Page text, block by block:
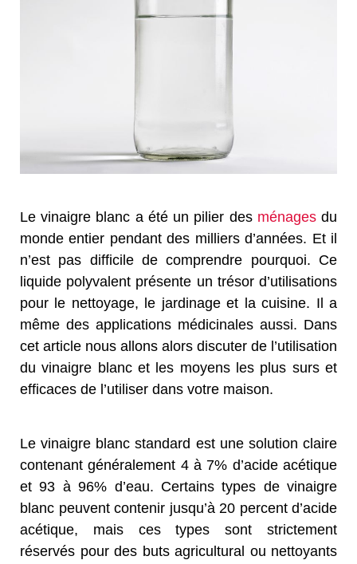
Le vinaigre blanc a été un pilier des ménagesdu
monde entier pendant des milliers d’années. Et il
n’est pas difficile de comprendre pourquoi. Ce
liquide polyvalent présente un trésor d’utilisations
pour le nettoyage, le jardinage et la cuisine. Il a
même des applications médicinales aussi. Dans
cet article nous allons alors discuter de l’utilisation
du vinaigre blanc et les moyens les plus surs et
efficaces de l’utiliser dans votre maison.
Le vinaigre blanc standard est une solution claire
contenant généralement 4 à 7% d’acide acétique
et 93 à 96% d’eau. Certains types de vinaigre
blanc peuvent contenir jusqu’à 20 percent d’acide
acétique, mais ces types sont strictement
réservés pour des buts agricultural ou nettoyants